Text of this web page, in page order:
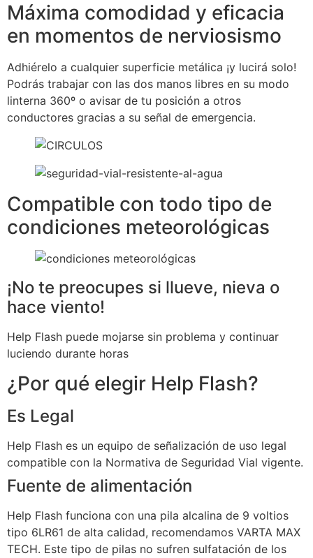
Máxima comodidad y eficacia
en momentos de nerviosismo
Adhiérelo a cualquier superficie metálica ¡y lucirá solo!
Podrás trabajar con las dos manos libres en su modo
linterna 360º o avisar de tu posición a otros
conductores gracias a su señal de emergencia.
Compatible con todo tipo de
condiciones meteorológicas
¡No te preocupes si llueve, nieva o
hace viento!
Help Flash puede mojarse sin problema y continuar
luciendo durante horas
¿Por qué elegir Help Flash?
Es Legal
Help Flash es un equipo de señalización de uso legal
compatible con la Normativa de Seguridad Vial vigente.
Fuente de alimentación
Help Flash funciona con una pila alcalina de 9 voltios
tipo 6LR61 de alta calidad, recomendamos VARTA MAX
TECH. Este tipo de pilas no sufren sulfatación de los